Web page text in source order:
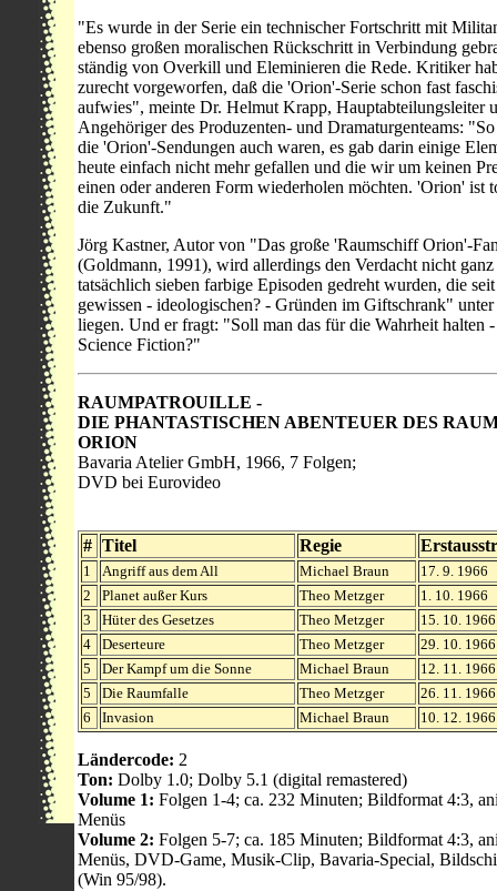
"Es wurde in der Serie ein technischer Fortschritt mit
ebenso großen moralischen Rückschritt in Verbindung
ständig von Overkill und Eleminieren die Rede. Kritiker
zurecht vorgeworfen, daß die 'Orion'-Serie schon fast
aufwies", meinte Dr. Helmut Krapp, Hauptabteilungsleiter
Angehöriger des Produzenten- und Dramaturgenteams:
die 'Orion'-Sendungen auch waren, es gab darin einige
heute einfach nicht mehr gefallen und die wir um keinen
einen oder anderen Form wiederholen möchten. 'Orion' ist
die Zukunft."
Jörg Kastner, Autor von "Das große 'Raumschiff Orion'-
(Goldmann, 1991), wird allerdings den Verdacht nicht ganz
tatsächlich sieben farbige Episoden gedreht wurden, die
gewissen - ideologischen? - Gründen im Giftschrank"
liegen. Und er fragt: "Soll man das für die Wahrheit halten
Science Fiction?"
RAUMPATROUILLE -
DIE PHANTASTISCHEN ABENTEUER DES
ORION
Bavaria Atelier GmbH, 1966, 7 Folgen;
DVD bei Eurovideo
# Titel Regie
1 Angriff aus dem All Michael Braun
17. 9. 1966
2
Planet außer Kurs Theo Metzger
1. 10. 1966
3
Hüter des Gesetzes Theo Metzger
15. 10. 1966
4
Deserteure Theo Metzger
29. 10. 1966
5
Der Kampf um die Sonne Michael Braun
12. 11. 1966
5
Die Raumfalle Theo Metzger
26. 11. 1966
6
Invasion Michael Braun 10. 12. 1966
Ländercode: 2
Ton: Dolby 1.0; Dolby 5.1 (digital remastered)
Volume 1: Folgen 1-4; ca. 232 Minuten; Bildformat 4:3,
Menüs
Volume 2: Folgen 5-7; ca. 185 Minuten; Bildformat 4:3,
Menüs, DVD-Game, Musik-Clip, Bavaria-Special,
(Win 95/98).